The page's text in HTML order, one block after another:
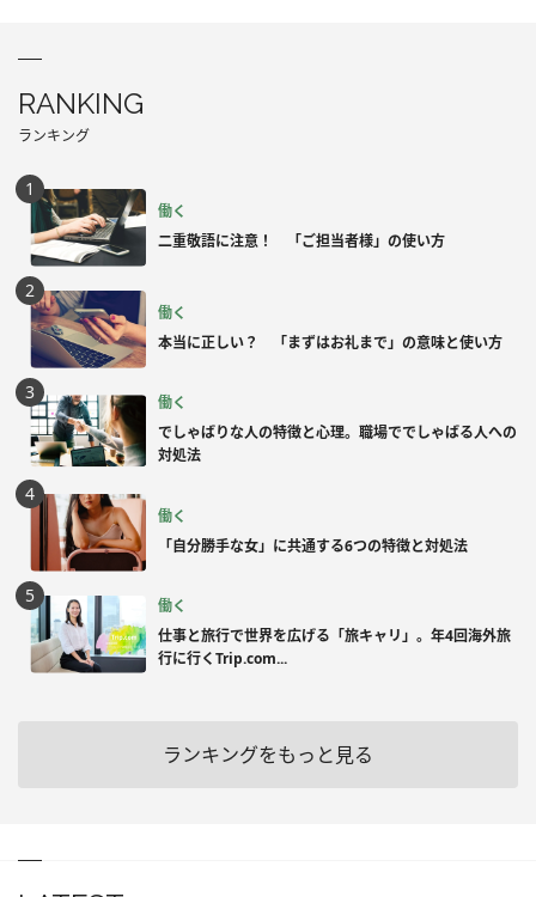
RANKING
ランキング
働く
二重敬語に注意！ 「ご担当者様」の使い方
働く
本当に正しい？ 「まずはお礼まで」の意味と使い方
働く
でしゃばりな人の特徴と心理。職場ででしゃばる人への
対処法
働く
「自分勝手な女」に共通する6つの特徴と対処法
働く
仕事と旅行で世界を広げる「旅キャリ」。年4回海外旅
行に行くTrip.com...
ランキングをもっと見る